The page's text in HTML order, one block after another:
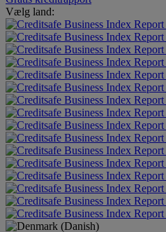
Vælg land: